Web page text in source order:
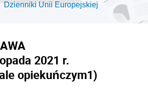
Dzienniki Unii Europejskiej
2021 r.
opiekuńczym1)